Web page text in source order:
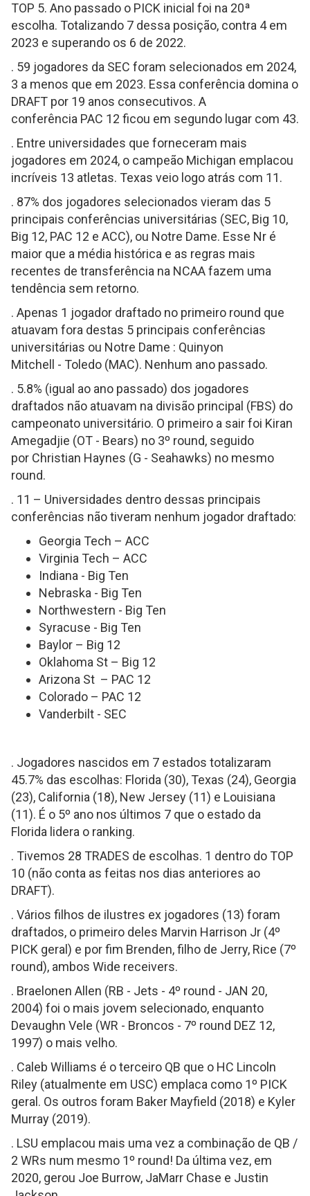
TOP 5. Ano passado o PICK inicial foi na 20ª
escolha. Totalizando 7 dessa posição, contra 4 em
2023 e superando os 6 de 2022.
. 59 jogadores da SEC foram selecionados em 2024,
3 a menos que em 2023. Essa conferência domina o
DRAFT por 19 anos consecutivos. A
conferência PAC 12 ficou em segundo lugar com 43.
. Entre universidades que forneceram mais
jogadores em 2024, o campeão Michigan emplacou
incríveis 13 atletas. Texas veio logo atrás com 11.
. 87% dos jogadores selecionados vieram das 5
principais conferências universitárias (SEC, Big 10,
Big 12, PAC 12 e ACC), ou Notre Dame. Esse Nr é
maior que a média histórica e as regras mais
recentes de transferência na NCAA fazem uma
tendência sem retorno.
. Apenas 1 jogador draftado no primeiro round que
atuavam fora destas 5 principais conferências
universitárias ou Notre Dame : Quinyon
Mitchell - Toledo (MAC). Nenhum ano passado.
. 5.8% (igual ao ano passado) dos jogadores
draftados não atuavam na divisão principal (FBS) do
campeonato universitário. O primeiro a sair foi Kiran
Amegadjie (OT - Bears) no 3º round, seguido
por Christian Haynes (G - Seahawks) no mesmo
round.
. 11 – Universidades dentro dessas principais
conferências não tiveram nenhum jogador draftado:
Georgia Tech – ACC
Virginia Tech – ACC
Indiana - Big Ten
Nebraska - Big Ten
Northwestern - Big Ten
Syracuse - Big Ten
Baylor – Big 12
Oklahoma St – Big 12
Arizona St – PAC 12
Colorado – PAC 12
Vanderbilt - SEC
. Jogadores nascidos em 7 estados totalizaram
45.7% das escolhas: Florida (30), Texas (24), Georgia
(23), California (18), New Jersey (11) e Louisiana
(11). É o 5º ano nos últimos 7 que o estado da
Florida lidera o ranking.
. Tivemos 28 TRADES de escolhas. 1 dentro do TOP
10 (não conta as feitas nos dias anteriores ao
DRAFT).
. Vários filhos de ilustres ex jogadores (13) foram
draftados, o primeiro deles Marvin Harrison Jr (4º
PICK geral) e por fim Brenden, filho de Jerry, Rice (7º
round), ambos Wide receivers.
. Braelonen Allen (RB - Jets - 4º round - JAN 20,
2004) foi o mais jovem selecionado, enquanto
Devaughn Vele (WR - Broncos - 7º round DEZ 12,
1997) o mais velho.
. Caleb Williams é o terceiro QB que o HC Lincoln
Riley (atualmente em USC) emplaca como 1º PICK
geral. Os outros foram Baker Mayfield (2018) e Kyler
Murray (2019).
. LSU emplacou mais uma vez a combinação de QB /
2 WRs num mesmo 1º round! Da última vez, em
2020, gerou Joe Burrow, JaMarr Chase e Justin